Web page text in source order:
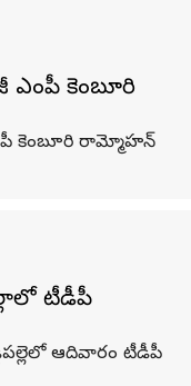
ఎంపీ కెంబూరి
కెంబూరి రామ్మోహన్
టీడీపీ
ఆదివారం టీడీపీ